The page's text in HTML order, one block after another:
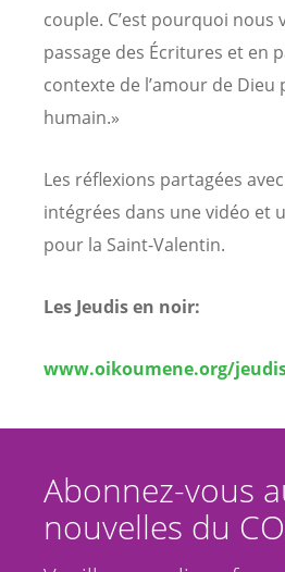
couple. C’est pourquoi nous
passage des Écritures et en
contexte de l’amour de
humain.»
Les réflexions partagées
intégrées dans une vidéo et
pour la Saint-Valentin.
Les Jeudis en noir:
www.oikoumene.org/
Abonnez-vous
nouvelles du